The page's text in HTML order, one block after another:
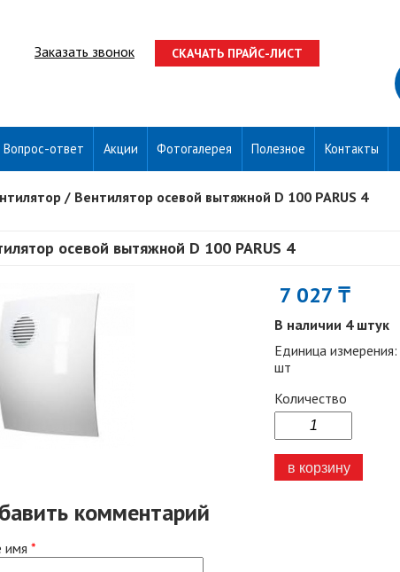
Заказать звонок СКАЧАТЬ ПРАЙС-ЛИСТ
Вопрос-ответ Акции Фотогалерея Полезное Контакты
/ Вентилятор осевой вытяжной D 100 PARUS 4
осевой вытяжной D 100 PARUS 4
7 027 ₸
В наличии 4 штук
Единица измерения:
шт
Количество
комментарий
имя *